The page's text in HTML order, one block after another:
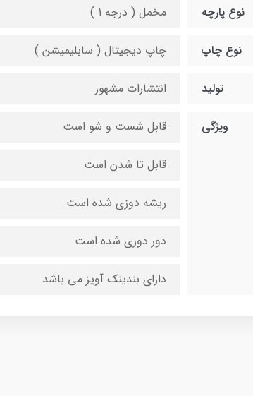
نوع پارچه مخمل ( درجه 1 )
نوع چاپ چاپ دیجیتال ( سابلیمیشن )
تولید انتشارات مشهور
ویژگی قابل شست و شو است
قابل تا شدن است
ریشه دوزی شده است
دور دوزی شده است
دارای بندینک آویز می باشد